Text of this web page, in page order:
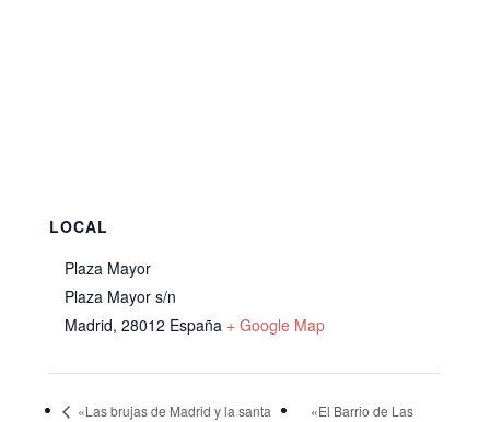
LOCAL
Plaza Mayor
Plaza Mayor s/n
Madrid, 28012 España + Google Map
«Las brujas de Madrid y la santa
«El Barrio de Las